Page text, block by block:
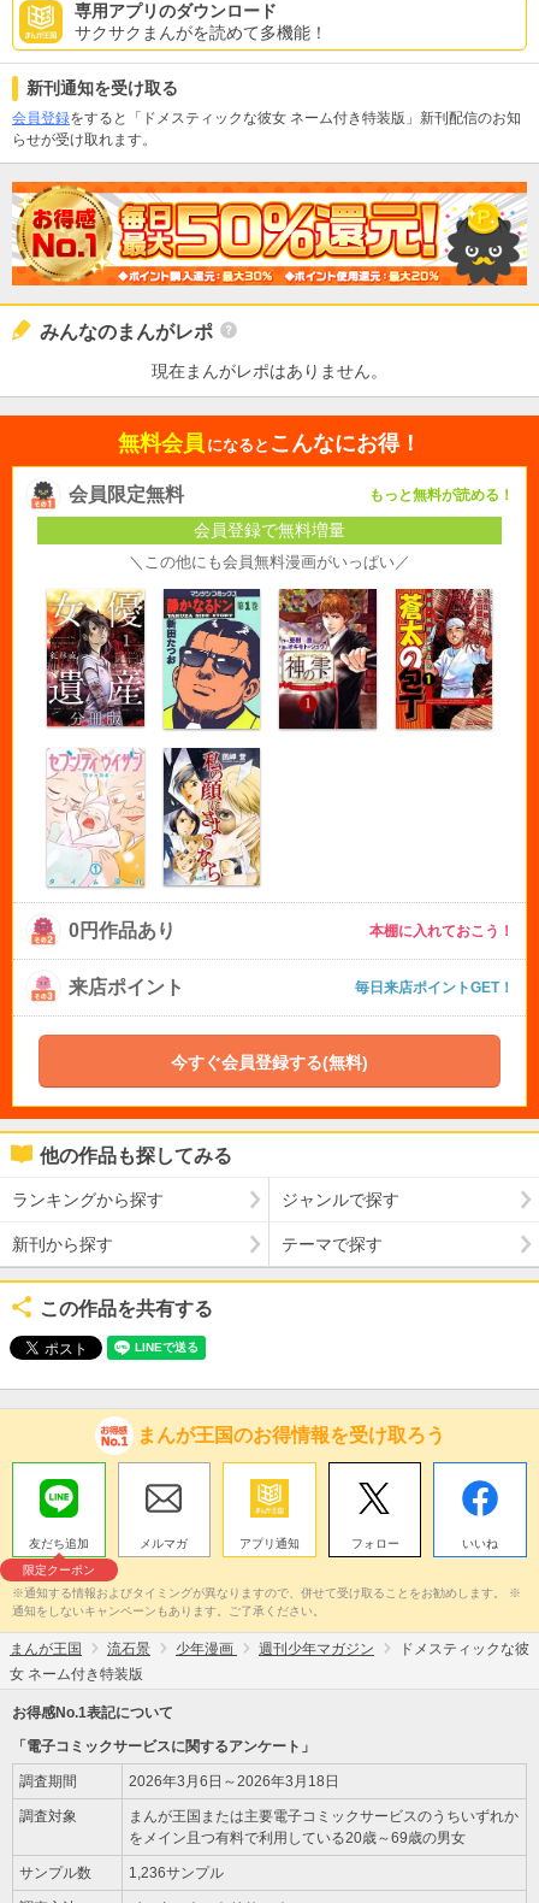
専用アプリのダウンロード
サクサクまんがを読めて多機能！
新刊通知を受け取る
会員登録をすると「ドメスティックな彼女 ネーム付き特装版」新刊配信のお知
らせが受け取れます。
みんなのまんがレポ
現在まんがレポはありません。
無料会員 になると こんなにお得！
会員限定無料 もっと無料が読める！
会員登録で無料増量
＼この他にも会員無料漫画がいっぱい／
0円作品あり 本棚に入れておこう！
来店ポイント 毎日来店ポイントGET！
今すぐ会員登録する(無料)
他の作品も探してみる
ランキングから探す ジャンルで探す
新刊から探す テーマで探す
この作品を共有する
まんが王国のお得情報を受け取ろう
友だち追加
限定クーポン
メルマガ アプリ通知 フォロー いいね
※通知する情報およびタイミングが異なりますので、併せて受け取ることをお勧めします。 ※
通知をしないキャンペーンもあります。ご了承ください。
まんが王国 流石景 少年漫画 週刊少年マガジン
ドメスティックな彼
女 ネーム付き特装版
お得感No.1表記について
「電子コミックサービスに関するアンケート」
調査期間 2026年3月6日～2026年3月18日
調査対象
まんが王国または主要電子コミックサービスのうちいずれか
をメイン且つ有料で利用している20歳～69歳の男女
サンプル数 1,236サンプル